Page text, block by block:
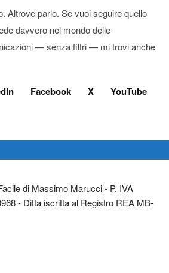
Altrove parlo. Se vuoi seguire quello
davvero nel mondo delle
— senza filtri — mi trovi anche
Facebook X YouTube
di Massimo Marucci - P. IVA
- Ditta iscritta al Registro REA MB-